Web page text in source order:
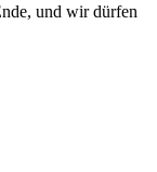
und wir dürfen